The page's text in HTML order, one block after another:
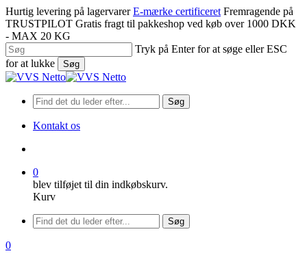
Spring
til
hovedindhold
Hurtig levering på lagervarer E-mærke certificeret Fremragende på
TRUSTPILOT Gratis fragt til pakkeshop ved køb over 1000 DKK
- MAX 20 KG
Tryk på Enter for at søge eller ESC
for at lukke
Søg
Luk
Søg
Kontakt os
0
blev tilføjet til din indkøbskurv.
Kurv
Menu
Søg
søge
0